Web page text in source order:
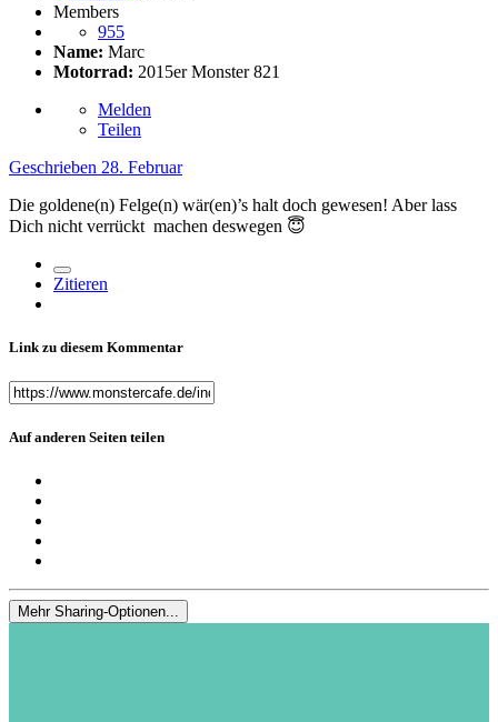
Members
955
Name: Marc
Motorrad: 2015er Monster 821
Melden
Teilen
Geschrieben 28. Februar
Die goldene(n) Felge(n) wär(en)’s halt doch gewesen! Aber lass
Dich nicht verrückt machen deswegen 😇
Zitieren
Link zu diesem Kommentar
Auf anderen Seiten teilen
Mehr Sharing-Optionen...